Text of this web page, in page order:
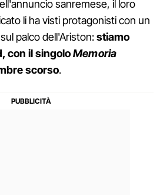
sanremese, il loro
li ha visti protagonisti con un
palco dell'Ariston:stiamo
con il singoloMemoria
scorso.